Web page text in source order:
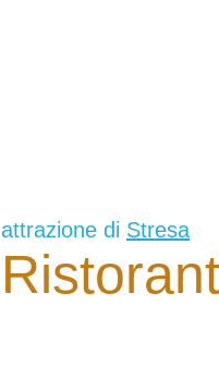
attrazione di Stresa